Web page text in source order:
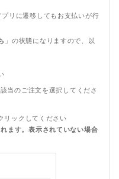
リに遷移してもお支払いが行
」の状態になりますので、以
当のご注文を選択してくださ
リックしてください
ます。表示されていない場合